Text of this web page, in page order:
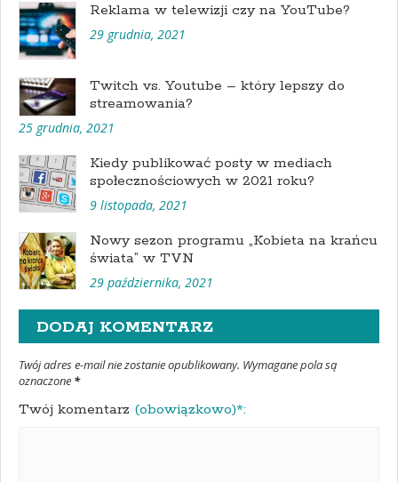
Reklama w telewizji czy na YouTube?
29 grudnia, 2021
Twitch vs. Youtube – który lepszy do
streamowania?
25 grudnia, 2021
Kiedy publikować posty w mediach
społecznościowych w 2021 roku?
9 listopada, 2021
Nowy sezon programu „Kobieta na krańcu
świata” w TVN
29 października, 2021
DODAJ KOMENTARZ
Twój adres e-mail nie zostanie opublikowany. Wymagane pola są
oznaczone *
Twój komentarz (obowiązkowo)*: